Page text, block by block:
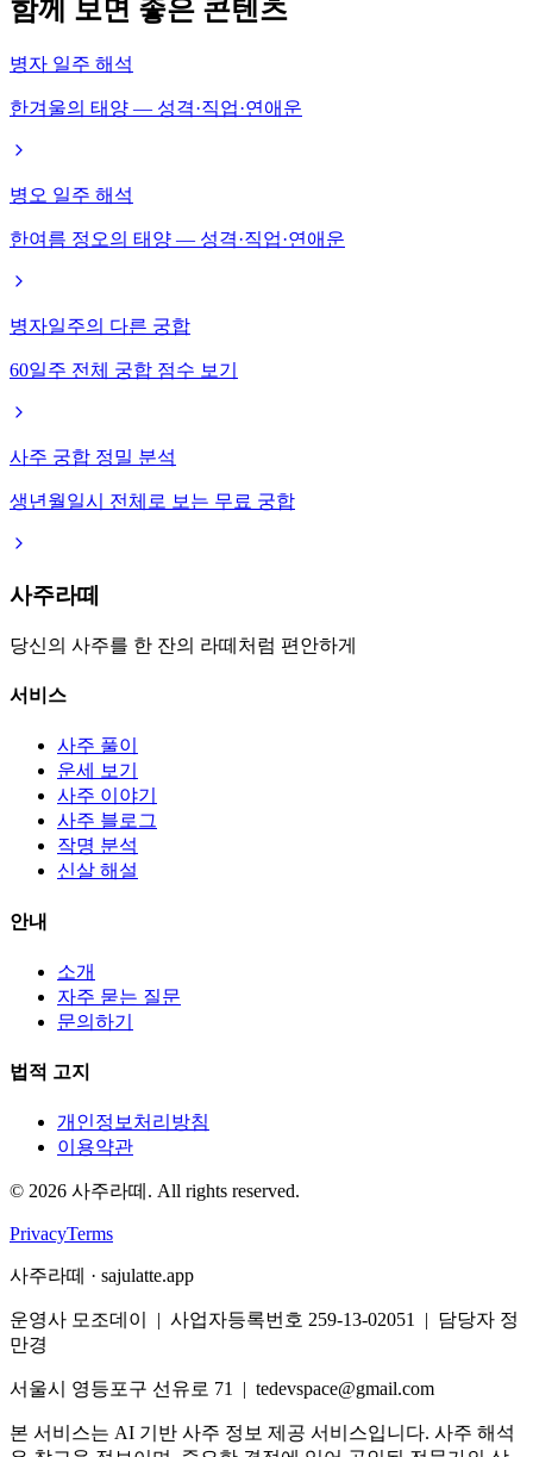
함께 보면 좋은 콘텐츠
병자 일주 해석
한겨울의 태양 — 성격·직업·연애운
병오 일주 해석
한여름 정오의 태양 — 성격·직업·연애운
병자일주의 다른 궁합
60일주 전체 궁합 점수 보기
사주 궁합 정밀 분석
생년월일시 전체로 보는 무료 궁합
사주라떼
당신의 사주를 한 잔의 라떼처럼 편안하게
서비스
사주 풀이
운세 보기
사주 이야기
사주 블로그
작명 분석
신살 해설
안내
소개
자주 묻는 질문
문의하기
법적 고지
개인정보처리방침
이용약관
© 2026 사주라떼. All rights reserved.
PrivacyTerms
사주라떼 · sajulatte.app
운영사 모조데이 | 사업자등록번호 259-13-02051 | 담당자 정
만경
서울시 영등포구 선유로 71 | tedevspace@gmail.com
본 서비스는 AI 기반 사주 정보 제공 서비스입니다. 사주 해석